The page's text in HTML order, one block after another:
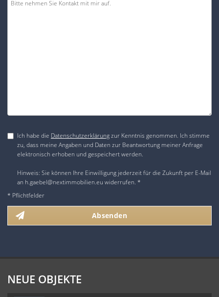
Ich habe die Datenschutzerklärungzur Kenntnis genommen. Ich stimme
zu, dass meine Angaben und Daten zur Beantwortung meiner Anfrage
elektronisch erhoben und gespeichert werden.
Hinweis: Sie können Ihre Einwilligung jederzeit für die Zukunft per E-Mail
an h.gaebel@nextimmobilien.eu widerrufen. *
* Pflichtfelder
Absenden
NEUE OBJEKTE